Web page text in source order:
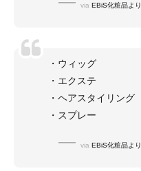
via EBiS化粧品より
・ウィッグ
・エクステ
・ヘアスタイリング
・スプレー
via EBiS化粧品より